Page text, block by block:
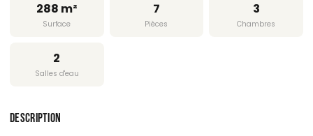
288 m²
Surface
7
Pièces
3
Chambres
2
Salles d'eau
DESCRIPTION